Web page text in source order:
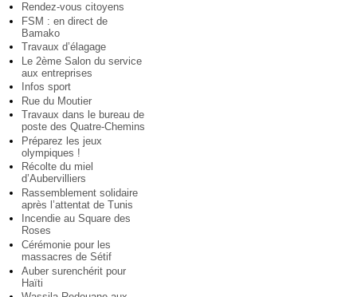
Rendez-vous citoyens
FSM : en direct de
Bamako
Travaux d’élagage
Le 2ème Salon du service
aux entreprises
Infos sport
Rue du Moutier
Travaux dans le bureau de
poste des Quatre-Chemins
Préparez les jeux
olympiques !
Récolte du miel
d’Aubervilliers
Rassemblement solidaire
après l’attentat de Tunis
Incendie au Square des
Roses
Cérémonie pour les
massacres de Sétif
Auber surenchérit pour
Haïti